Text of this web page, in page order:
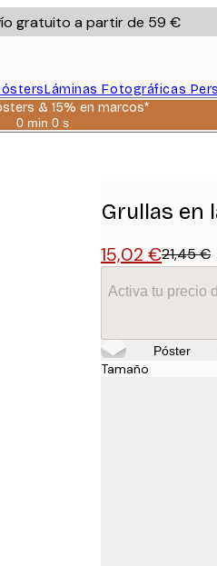
gratuito a partir de 59 €
Láminas Fotográficas
& 15% en marcos*
0 min 0 s
Válido
Grullas en
15,02 €21,45 €
Activa tu precio
Póster
Tamaño